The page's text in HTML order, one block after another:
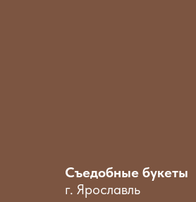
Съедобные букеты
г. Ярославль